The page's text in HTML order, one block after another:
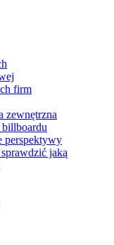
firm
zewnętrzna
perspektywy
jaką